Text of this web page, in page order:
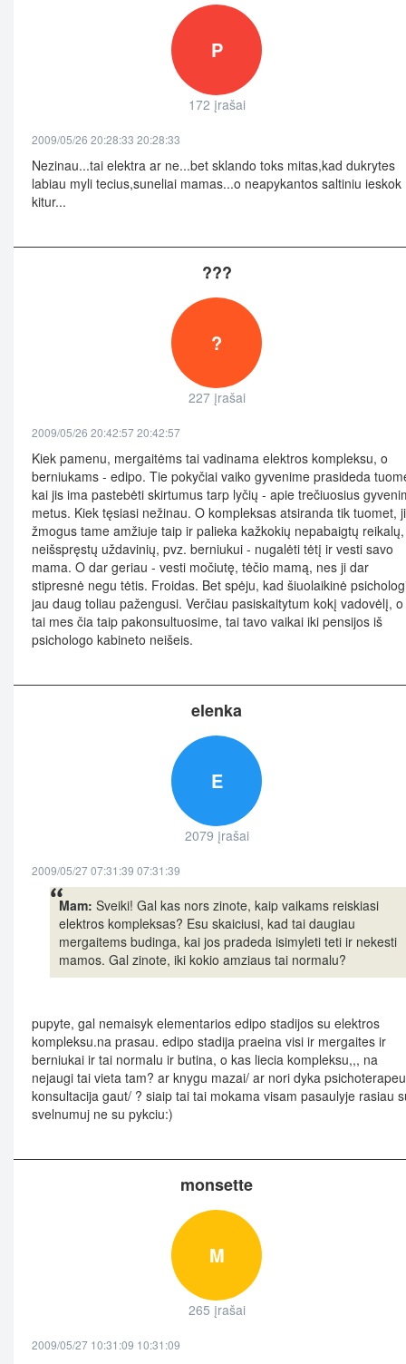
P
172 įrašai
2009/05/26 20:28:33 20:28:33
Nezinau...tai elektra ar ne...bet sklando toks mitas,kad dukrytes
labiau myli tecius,suneliai mamas...o neapykantos saltiniu ieskok
kitur...
???
?
227 įrašai
2009/05/26 20:42:57 20:42:57
Kiek pamenu, mergaitėms tai vadinama elektros kompleksu, o
berniukams - edipo. Tie pokyčiai vaiko gyvenime prasideda
kai jis ima pastebėti skirtumus tarp lyčių - apie trečiuosius
metus. Kiek tęsiasi nežinau. O kompleksas atsiranda tik tuomet,
žmogus tame amžiuje taip ir palieka kažkokių nepabaigtų reikalų,
neišspręstų uždavinių, pvz. berniukui - nugalėti tėtį ir vesti savo
mama. O dar geriau - vesti močiutę, tėčio mamą, nes ji dar
stipresnė negu tėtis. Froidas. Bet spėju, kad šiuolaikinė
jau daug toliau pažengusi. Verčiau pasiskaitytum kokį vadovėlį, o
tai mes čia taip pakonsultuosime, tai tavo vaikai iki pensijos iš
psichologo kabineto neišeis.
elenka
E
2079 įrašai
2009/05/27 07:31:39 07:31:39
Mam: Sveiki! Gal kas nors zinote, kaip vaikams reiskiasi
elektros kompleksas? Esu skaiciusi, kad tai daugiau
mergaitems budinga, kai jos pradeda isimyleti teti ir nekesti
mamos. Gal zinote, iki kokio amziaus tai normalu?
pupyte, gal nemaisyk elementarios edipo stadijos su elektros
kompleksu.na prasau. edipo stadija praeina visi ir mergaites ir
berniukai ir tai normalu ir butina, o kas liecia kompleksu,,, na
nejaugi tai vieta tam? ar knygu mazai/ ar nori dyka
konsultacija gaut/ ? siaip tai tai mokama visam pasaulyje rasiau
svelnumuj ne su pykciu:)
monsette
M
265 įrašai
2009/05/27 10:31:09 10:31:09